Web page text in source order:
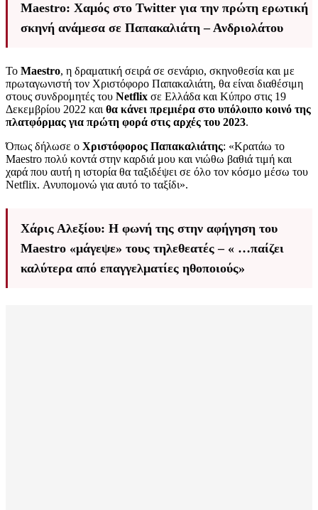
Maestro: Χαμός στο Twitter για την πρώτη ερωτική
σκηνή ανάμεσα σε Παπακαλιάτη – Ανδριολάτου
Το Maestro, η δραματική σειρά σε σενάριο, σκηνοθεσία και με
πρωταγωνιστή τον Χριστόφορο Παπακαλιάτη, θα είναι διαθέσιμη
στους συνδρομητές του Netflix σε Ελλάδα και Κύπρο στις 19
Δεκεμβρίου 2022 και θα κάνει πρεμιέρα στο υπόλοιπο κοινό της
πλατφόρμας για πρώτη φορά στις αρχές του 2023.
Όπως δήλωσε ο Χριστόφορος Παπακαλιάτης: «Κρατάω το
Maestro πολύ κοντά στην καρδιά μου και νιώθω βαθιά τιμή και
χαρά που αυτή η ιστορία θα ταξιδέψει σε όλο τον κόσμο μέσω του
Netflix. Ανυπομονώ για αυτό το ταξίδι».
Χάρις Αλεξίου: Η φωνή της στην αφήγηση του
Maestro «μάγεψε» τους τηλεθεατές – « …παίζει
καλύτερα από επαγγελματίες ηθοποιούς»